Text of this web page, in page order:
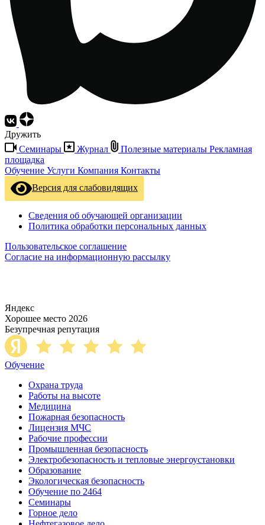
Дружить
Семинары
Журнал Полезные материалы Рекламная
площадка
Обучение Услуги Компания Контакты
Версия для слабовидящих
Сведения об обучающей организации
Политика обработки персональных данных
Пользовательское соглашение
Согласие на информационную рассылку
Яндекс
Хорошее место 2026
Безупречная репутация
Обучение
Охрана труда
Работы на высоте
Медицина
Пожарная безопасность
Лицензия МЧС
Рабочие профессии
Промышленная безопасность
Электробезопасность и тепловые энергоустановки
Образование
Экологическая безопасность
Обучение по 2464
Семинары
Горное дело